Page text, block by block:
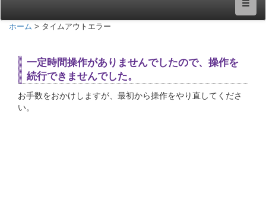
ホーム > タイムアウトエラー
一定時間操作がありませんでしたので、操作を
続行できませんでした。
お手数をおかけしますが、最初から操作をやり直してくださ
い。